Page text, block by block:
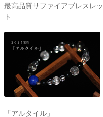
最高品質サファイアブレスレッ
ト
「アルタイル」